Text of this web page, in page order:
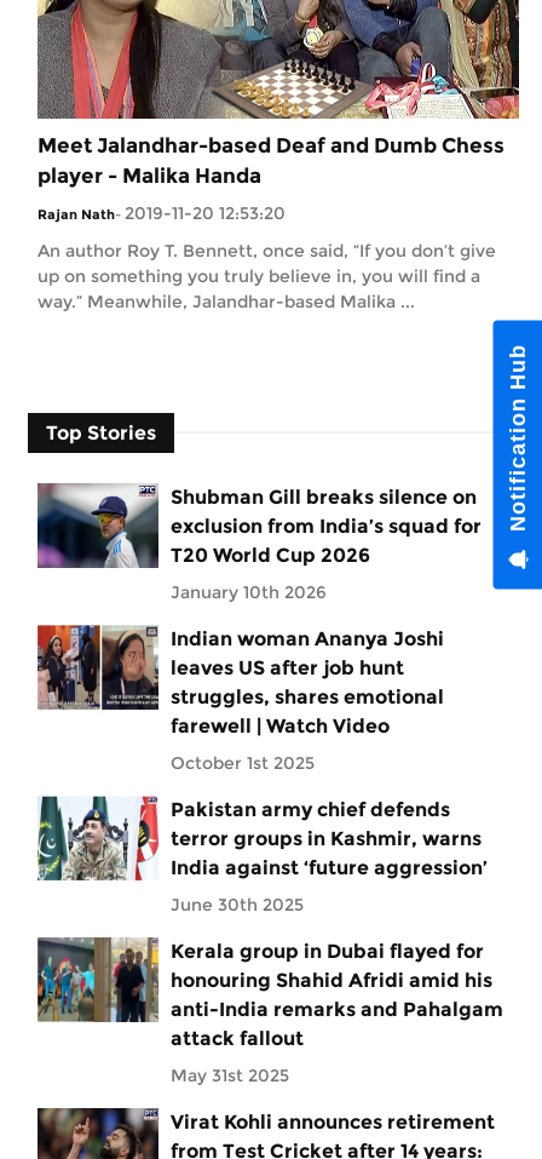
Meet Jalandhar-based Deaf and Dumb Chess
player - Malika Handa
Rajan Nath- 2019-11-20 12:53:20
An author Roy T. Bennett, once said, “If you don’t give
up on something you truly believe in, you will find a
way.” Meanwhile, Jalandhar-based Malika ...
Top Stories
Shubman Gill breaks silence on
exclusion from India’s squad for
T20 World Cup 2026
January 10th 2026
Indian woman Ananya Joshi
leaves US after job hunt
struggles, shares emotional
farewell | Watch Video
October 1st 2025
Pakistan army chief defends
terror groups in Kashmir, warns
India against ‘future aggression’
June 30th 2025
Kerala group in Dubai flayed for
honouring Shahid Afridi amid his
anti-India remarks and Pahalgam
attack fallout
May 31st 2025
Virat Kohli announces retirement
from Test Cricket after 14 years:
Notification Hub